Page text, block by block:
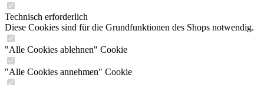
Technisch erforderlich
Diese Cookies sind für die Grundfunktionen des Shops notwendig.
"Alle Cookies ablehnen" Cookie
"Alle Cookies annehmen" Cookie